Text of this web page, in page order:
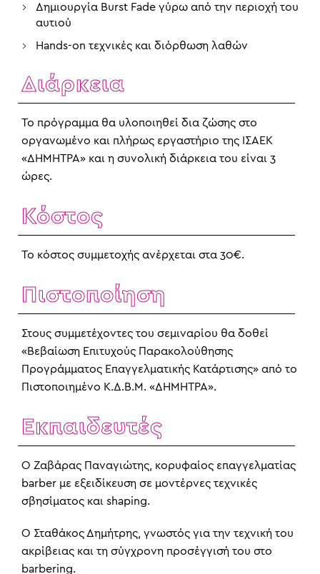
Δημιουργία Burst Fade γύρω από την περιοχή του
αυτιού
Hands-on τεχνικές και διόρθωση λαθών
Διάρκεια
Το πρόγραμμα θα υλοποιηθεί δια ζώσης στο
οργανωμένο και πλήρως εργαστήριο της ΙΣΑΕΚ
«ΔΗΜΗΤΡΑ» και η συνολική διάρκεια του είναι 3
ώρες.
Κόστος
Το κόστος συμμετοχής ανέρχεται στα 30€.
Πιστοποίηση
Στους συμμετέχοντες του σεμιναρίου θα δοθεί
«Βεβαίωση Επιτυχούς Παρακολούθησης
Προγράμματος Επαγγελματικής Κατάρτισης» από το
Πιστοποιημένο Κ.Δ.Β.Μ. «ΔΗΜΗΤΡΑ».
Εκπαιδευτές
Ο Ζαβάρας Παναγιώτης, κορυφαίος επαγγελματίας
barber με εξειδίκευση σε μοντέρνες τεχνικές
σβησίματος και shaping.
Ο Σταθάκος Δημήτρης, γνωστός για την τεχνική του
ακρίβειας και τη σύγχρονη προσέγγισή του στο
barbering.